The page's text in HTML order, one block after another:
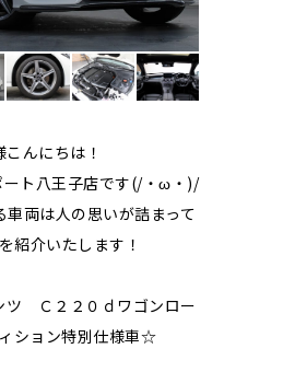
こんにちは！
ート八王子店です(/・ω・)/
両は人の思いが詰まって
紹介いたします！
ツ Ｃ２２０ｄワゴンロー
ション特別仕様車☆